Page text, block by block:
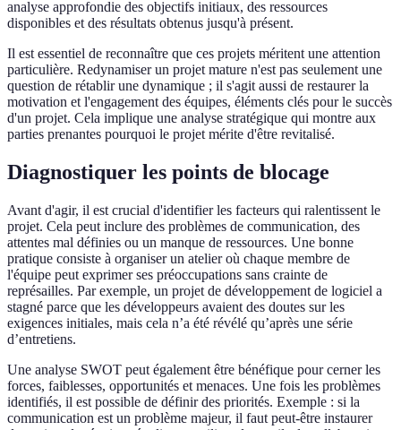
analyse approfondie des objectifs initiaux, des ressources
disponibles et des résultats obtenus jusqu'à présent.
Il est essentiel de reconnaître que ces projets méritent une attention
particulière. Redynamiser un projet mature n'est pas seulement une
question de rétablir une dynamique ; il s'agit aussi de restaurer la
motivation et l'engagement des équipes, éléments clés pour le succès
d'un projet. Cela implique une analyse stratégique qui montre aux
parties prenantes pourquoi le projet mérite d'être revitalisé.
Diagnostiquer les points de blocage
Avant d'agir, il est crucial d'identifier les facteurs qui ralentissent le
projet. Cela peut inclure des problèmes de communication, des
attentes mal définies ou un manque de ressources. Une bonne
pratique consiste à organiser un atelier où chaque membre de
l'équipe peut exprimer ses préoccupations sans crainte de
représailles. Par exemple, un projet de développement de logiciel a
stagné parce que les développeurs avaient des doutes sur les
exigences initiales, mais cela n’a été révélé qu’après une série
d’entretiens.
Une analyse SWOT peut également être bénéfique pour cerner les
forces, faiblesses, opportunités et menaces. Une fois les problèmes
identifiés, il est possible de définir des priorités. Exemple : si la
communication est un problème majeur, il faut peut-être instaurer